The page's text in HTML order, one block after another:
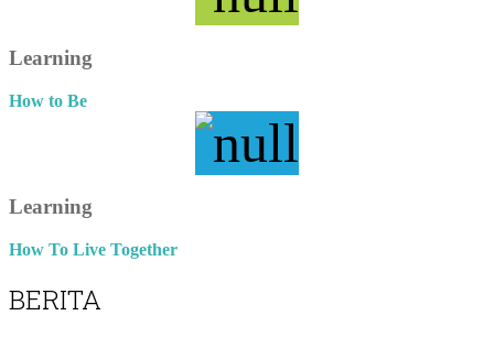
Learning
How to Be
Learning
How To Live Together
BERITA